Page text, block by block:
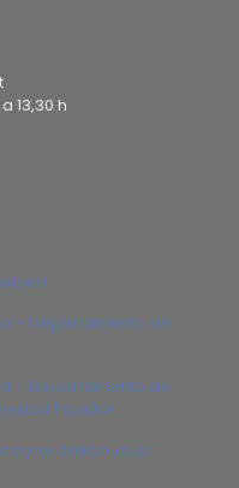
13,30 h
– Departamento de
– Departamento de
Popular
della nuova